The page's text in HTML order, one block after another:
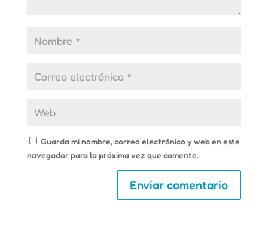
Guarda mi nombre, correo electrónico y web en este
navegador para la próxima vez que comente.